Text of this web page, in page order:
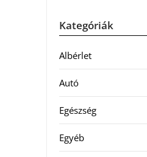
Kategóriák
Albérlet
Autó
Egészség
Egyéb